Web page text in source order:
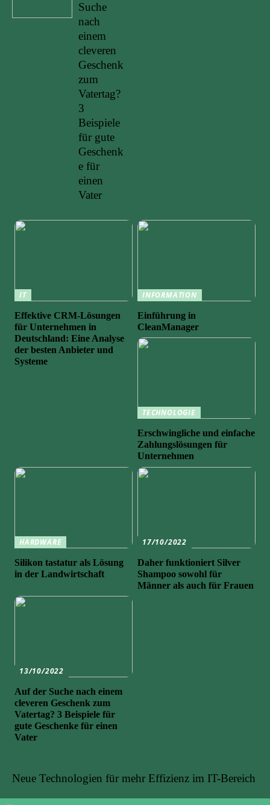
Suche
nach
einem
cleveren
Geschenk
zum
Vatertag?
3
Beispiele
für gute
Geschenk
e für
einen
Vater
IT
Effektive CRM-Lösungen
für Unternehmen in
Deutschland: Eine Analyse
der besten Anbieter und
Systeme
INFORMATION
Einführung in
CleanManager
TECHNOLOGIE
Erschwingliche und einfache
Zahlungslösungen für
Unternehmen
HARDWARE
Silikon tastatur als Lösung
in der Landwirtschaft
17/10/2022
Daher funktioniert Silver
Shampoo sowohl für
Männer als auch für Frauen
13/10/2022
Auf der Suche nach einem
cleveren Geschenk zum
Vatertag? 3 Beispiele für
gute Geschenke für einen
Vater
Neue Technologien für mehr Effizienz im IT-Bereich